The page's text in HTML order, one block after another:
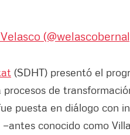
(SDHT) presentó el
procesos de
puesta en diálogo con
conocido como